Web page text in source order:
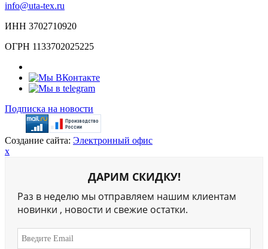
info@uta-tex.ru
ИНН 3702710920
ОГРН 1133702025225
Подписка на новости
Создание сайта: Электронный офис
x
ДАРИМ СКИДКУ!
Раз в неделю мы отправляем нашим клиентам
новинки , новости и свежие остатки.